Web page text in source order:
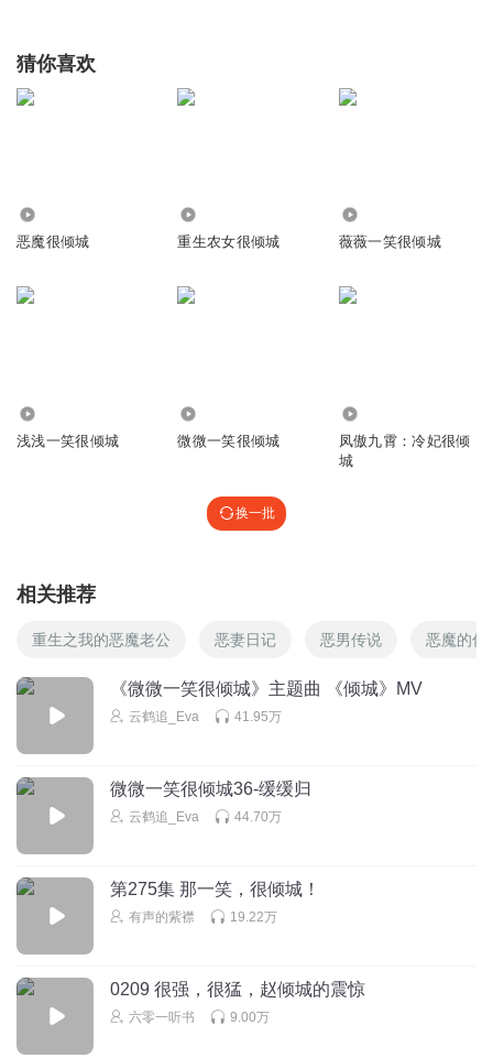
猜你喜欢
恶魔很倾城 重生农女很倾城 薇薇一笑很倾城
浅浅一笑很倾城 微微一笑很倾城
凤傲九霄：冷妃很倾
城
换一批
相关推荐
重生之我的恶魔老公 恶妻日记 恶男传说 恶魔的你
《微微一笑很倾城》主题曲 《倾城》MV
云鹤追_Eva 41.95万
微微一笑很倾城36-缓缓归
云鹤追_Eva 44.70万
第275集 那一笑，很倾城！
有声的紫襟 19.22万
0209 很强，很猛，赵倾城的震惊
六零一听书 9.00万